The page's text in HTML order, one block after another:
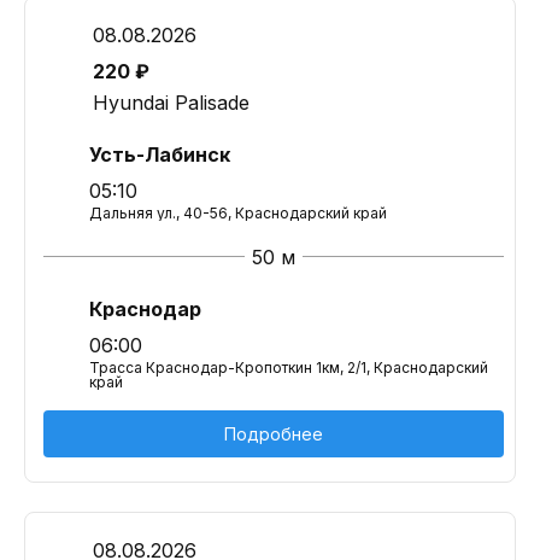
08.08.2026
220 ₽
Hyundai Palisade
Усть-Лабинск
05:10
Дальняя ул., 40-56, Краснодарский край
50 м
Краснодар
06:00
Трасса Краснодар-Кропоткин 1км, 2/1, Краснодарский
край
Подробнее
08.08.2026